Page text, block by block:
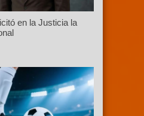
en la Justicia la